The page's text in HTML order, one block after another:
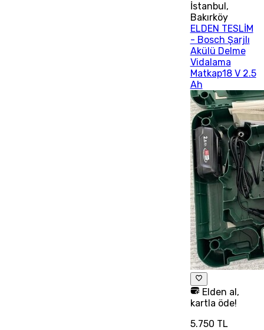
İstanbul ,
Bakırköy
ELDEN TESLİM
- Bosch Şarjlı
Akülü Delme
Vidalama
Matkap18 V 2.5
Ah
Elden al,
kartla öde!
5.750 TL